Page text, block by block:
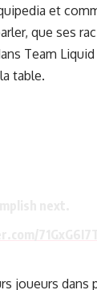
et
que ses
Team
table.
joueurs dans